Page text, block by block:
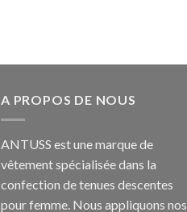
A PROPOS DE NOUS
ANTUSS est une marque de
vêtement spécialisée dans la
confection de tenues descentes
pour femme. Nous appliquons nos